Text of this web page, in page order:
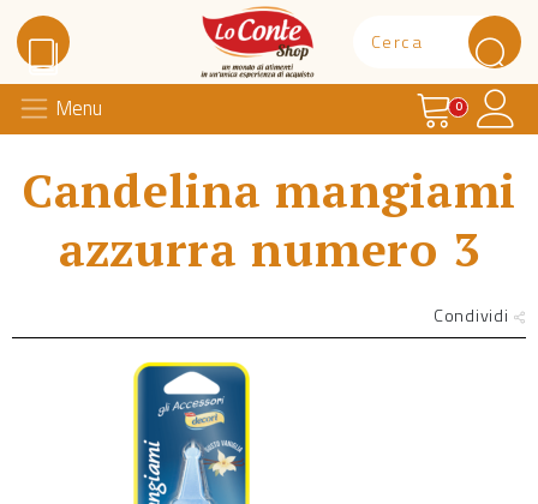
Lo Conte Shop
Menu Carrello
0
Candelina mangiami
azzurra numero 3
Condividi